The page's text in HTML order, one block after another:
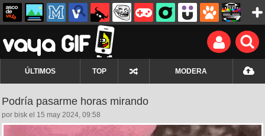
ÚLTIMOS TOP MODERA
Podría pasarme horas mirando
por bisk el 15 may 2024, 09:58